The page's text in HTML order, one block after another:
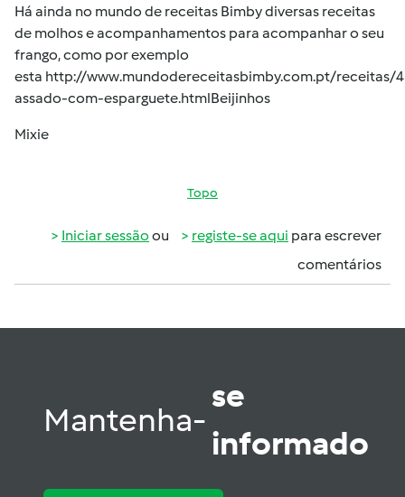
Há ainda no mundo de receitas Bimby diversas receitas
de molhos e acompanhamentos para acompanhar o seu
frango, como por exemplo
esta http://www.mundodereceitasbimby.com.pt/receitas/
assado-com-esparguete.htmlBeijinhos
Mixie
Topo
Iniciar sessão ou registe-se aqui para escrever
comentários
Mantenha-
se
informado